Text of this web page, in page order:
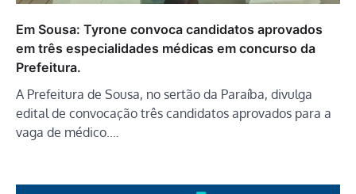
Em Sousa: Tyrone convoca candidatos aprovados
em três especialidades médicas em concurso da
Prefeitura.
A Prefeitura de Sousa, no sertão da Paraíba, divulga
edital de convocação três candidatos aprovados para a
vaga de médico.…